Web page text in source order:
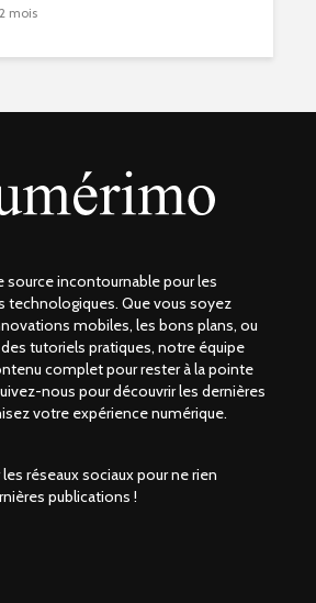
mois
incontournable pour les
technologiques. Que vous soyez
mobiles, les bons plans, ou
tutoriels pratiques, notre équipe
complet pour rester à la pointe
nous pour découvrir les dernières
votre expérience numérique.
réseaux sociaux pour ne rien
publications !